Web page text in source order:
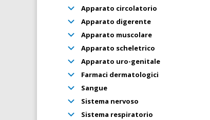
Apparato circolatorio
Apparato digerente
Apparato muscolare
Apparato scheletrico
Apparato uro-genitale
Farmaci dermatologici
Sangue
Sistema nervoso
Sistema respiratorio